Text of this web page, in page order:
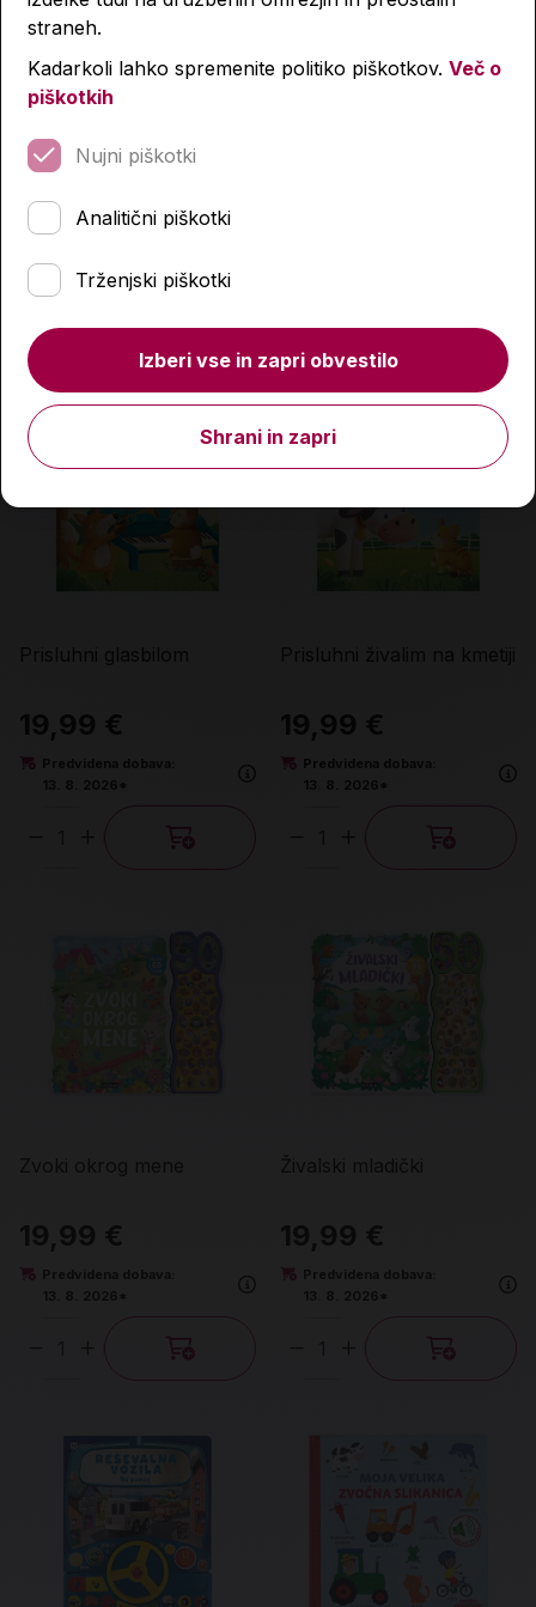
knjiga
22,98 €
Količina
Prisluhni glasbilom
19,99 €
Predvidena dobava:
13. 8. 2026*
Količina
Prisluhni živalim na kmetiji
19,99 €
Predvidena dobava:
13. 8. 2026*
Zvoki okrog mene
19,99 €
Predvidena dobava:
13. 8. 2026*
Količina
Živalski mladički
19,99 €
Predvidena dobava:
13. 8. 2026*
Količina
straneh.
Kadarkoli lahko spremenite politiko piškotkov. Več o
piškotkih
Nujni piškotki
Analitični piškotki
Trženjski piškotki
Izberi vse in zapri obvestilo
Shrani in zapri